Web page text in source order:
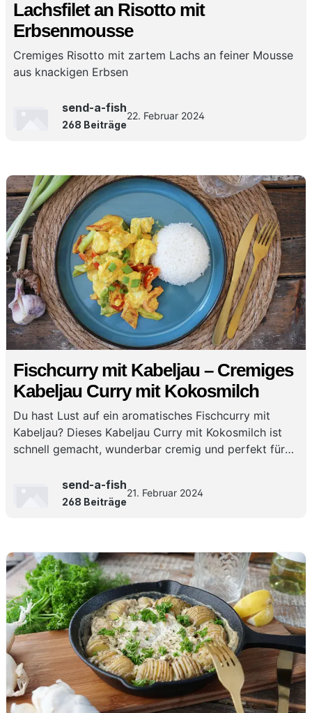
Lachsfilet an Risotto mit
Erbsenmousse
Cremiges Risotto mit zartem Lachs an feiner Mousse
aus knackigen Erbsen
send-a-fish
268 Beiträge
22. Februar 2024
Fischcurry mit Kabeljau – Cremiges
Kabeljau Curry mit Kokosmilch
Du hast Lust auf ein aromatisches Fischcurry mit
Kabeljau? Dieses Kabeljau Curry mit Kokosmilch ist
schnell gemacht, wunderbar cremig und perfekt für
send-a-fish
268 Beiträge
21. Februar 2024